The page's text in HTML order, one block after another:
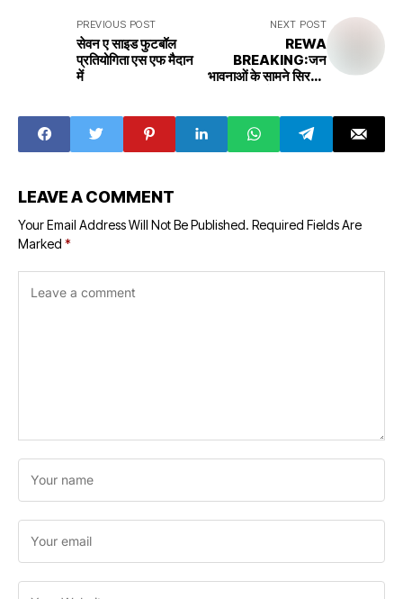
PREVIOUS POST
सेवन ए साइड फुटबॉल
प्रतियोगिता एस एफ मैदान
में
NEXT POST
REWA
BREAKING:जन
भावनाओं के सामने सिरमौर
LEAVE A COMMENT
Your Email Address Will Not Be Published. Required Fields Are
Marked *